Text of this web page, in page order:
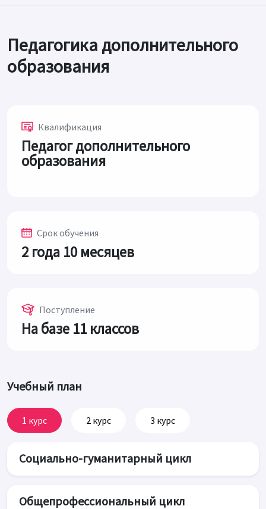
Педагогика дополнительного
образования
Квалификация
Педагог дополнительного
образования
Срок обучения
2 года 10 месяцев
Поступление
На базе 11 классов
Учебный план
1 курс 2 курс 3 курс
Социально-гуманитарный цикл
Общепрофессиональный цикл